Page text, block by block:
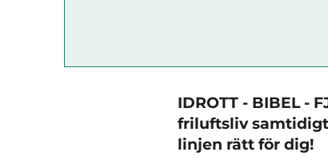
IDROTT - BIBEL -
friluftsliv samtidigt
linjen rätt för dig!